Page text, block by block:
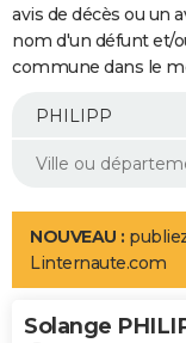
Retraite
Epargne
Immobilier
Risques naturels par
Banque
Assurance
AUTO
Essais
Réserver un essai
Citadines
Berlines
SUV
Forum auto
+
Mobiles
Meilleur smartphone
Internet
Ordinateurs
Jeux vidéo
Guide high-tech
Aménagement intérieur
LIFESTYLE
Art de vivre
Bien-être
Loisirs
Mode
Modes de vie
Alimentation
Guide de la santé
Maladies
Médicaments
Sommeil
VOYAGE
avis de décès ou un
nom d'un défunt et/
commune dans le
NOUVEAU :
Linternaute.com
Solange